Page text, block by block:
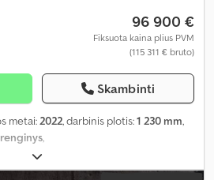
96 900 €
Fiksuota kaina plius PVM
(115 311 € bruto)
Skambinti
metai:2022, darbinis plotis:1 230 mm,
,